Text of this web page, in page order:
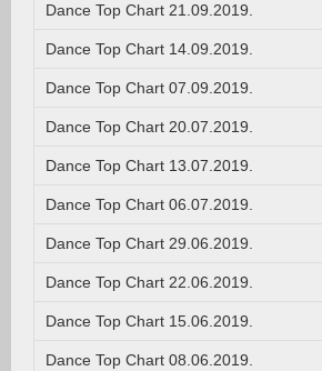
Dance Top Chart 21.09.2019.
Dance Top Chart 14.09.2019.
Dance Top Chart 07.09.2019.
Dance Top Chart 20.07.2019.
Dance Top Chart 13.07.2019.
Dance Top Chart 06.07.2019.
Dance Top Chart 29.06.2019.
Dance Top Chart 22.06.2019.
Dance Top Chart 15.06.2019.
Dance Top Chart 08.06.2019.